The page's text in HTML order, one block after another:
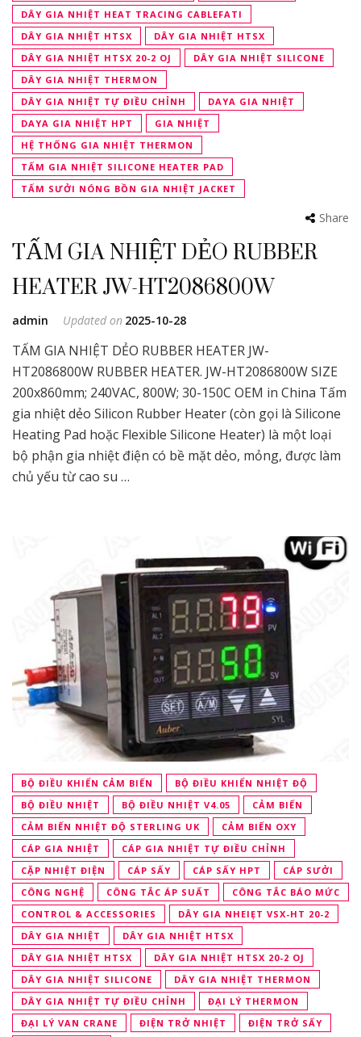
DÂY GIA NHIỆT HEAT TRACING CABLEFATI
DÂY GIA NHIỆT HTSX
DÂY GIA NHIỆT HTSX
DÂY GIA NHIỆT HTSX 20-2 OJ
DÂY GIA NHIỆT SILICONE
DÂY GIA NHIỆT THERMON
DÂY GIA NHIỆT TỰ ĐIỀU CHỈNH
DAYA GIA NHIỆT
DAYA GIA NHIỆT HPT
GIA NHIỆT
HỆ THỐNG GIA NHIỆT THERMON
TẤM GIA NHIỆT SILICONE HEATER PAD
TẤM SƯỞI NÓNG BỒN GIA NHIỆT JACKET
Share
TẤM GIA NHIỆT DẺO RUBBER
HEATER JW-HT2086800W
admin Updated on 2025-10-28
TẤM GIA NHIỆT DẺO RUBBER HEATER JW-
HT2086800W RUBBER HEATER. JW-HT2086800W SIZE
200x860mm; 240VAC, 800W; 30-150C OEM in China Tấm
gia nhiệt dẻo Silicon Rubber Heater (còn gọi là Silicone
Heating Pad hoặc Flexible Silicone Heater) là một loại
bộ phận gia nhiệt điện có bề mặt dẻo, mỏng, được làm
chủ yếu từ cao su …
BỘ ĐIỀU KHIỂN CẢM BIẾN
BỘ ĐIỀU KHIỂN NHIỆT ĐỘ
BỘ ĐIỀU NHIỆT
BỘ ĐIỀU NHIỆT V4.05
CẢM BIẾN
CẢM BIẾN NHIỆT ĐỘ STERLING UK
CẢM BIẾN OXY
CÁP GIA NHIỆT
CÁP GIA NHIỆT TỰ ĐIỀU CHỈNH
CẶP NHIỆT ĐIỆN
CÁP SẤY CÁP SẤY HPT
CÁP SƯỞI
CÔNG NGHỆ
CÔNG TẮC ÁP SUẤT
CÔNG TẮC BÁO MỨC
CONTROL & ACCESSORIES
DÂY GIA NHEIẸT VSX-HT 20-2
DÂY GIA NHIỆT
DÂY GIA NHIỆT HTSX
DÂY GIA NHIỆT HTSX
DÂY GIA NHIỆT HTSX 20-2 OJ
DÂY GIA NHIỆT SILICONE
DÂY GIA NHIỆT THERMON
DÂY GIA NHIỆT TỰ ĐIỀU CHỈNH
ĐẠI LÝ THERMON
ĐẠI LÝ VAN CRANE
ĐIỆN TRỞ NHIỆT
ĐIỆN TRỞ SẤY